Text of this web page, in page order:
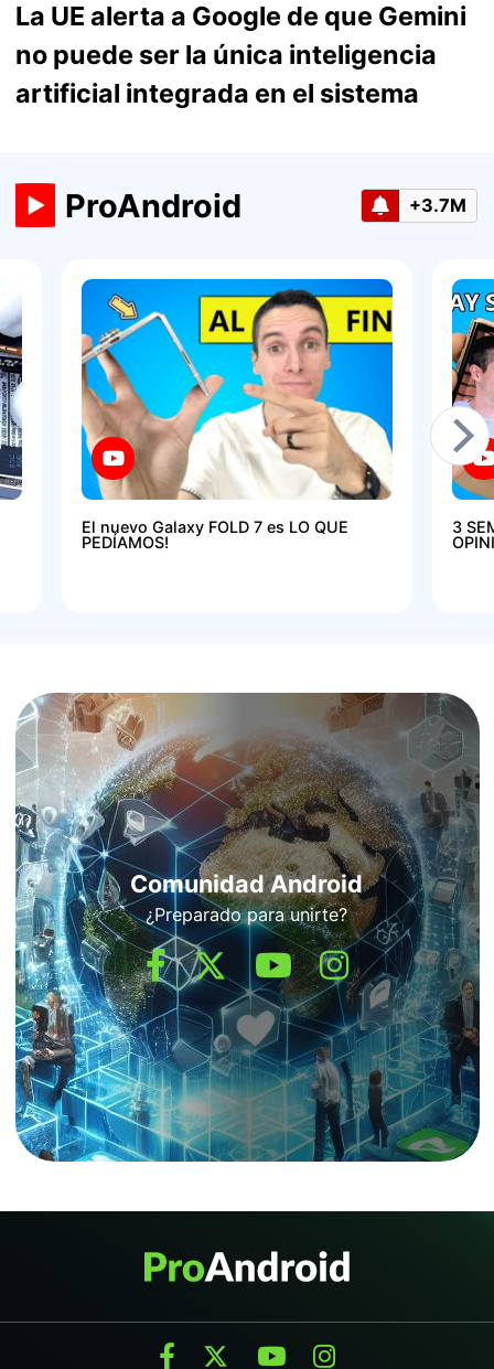
La UE alerta a Google de que Gemini
no puede ser la única inteligencia
artificial integrada en el sistema
ProAndroid +3.7M
El nuevo Galaxy FOLD 7 es LO QUE
PEDÍAMOS!
3
Comunidad Android
¿Preparado para unirte?